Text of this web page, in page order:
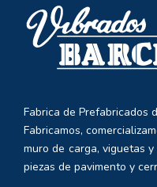
Fabrica de Prefabricados
Fabricamos,
muro de carga, viguetas
piezas de pavimento y